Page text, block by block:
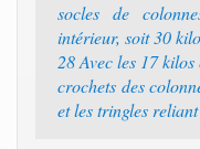
socles de
intérieur, soit 30
28 Avec les 17
crochets des
et les tringles